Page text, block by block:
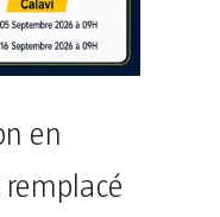
en
remplacé